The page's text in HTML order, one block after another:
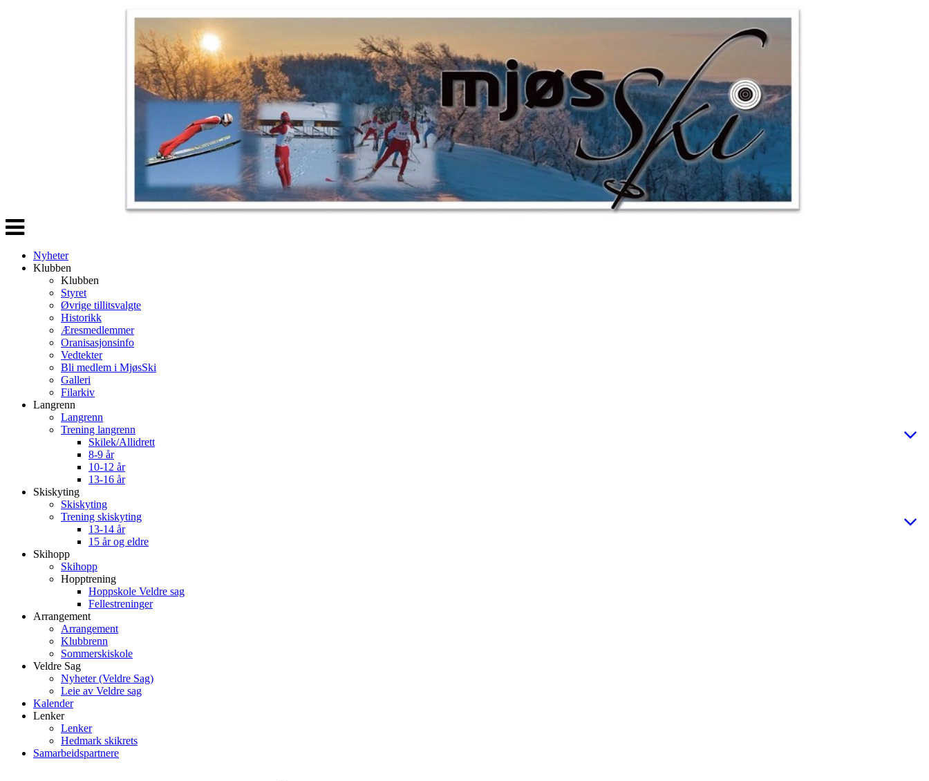
Veksle
navigasjon
Nyheter
Klubben
Klubben
Styret
Øvrige tillitsvalgte
Historikk
Æresmedlemmer
Oranisasjonsinfo
Vedtekter
Bli medlem i MjøsSki
Galleri
Filarkiv
Langrenn
Langrenn
Trening langrenn
Skilek/Allidrett
8-9 år
10-12 år
13-16 år
Skiskyting
Skiskyting
Trening skiskyting
13-14 år
15 år og eldre
Skihopp
Skihopp
Hopptrening
Hoppskole Veldre sag
Fellestreninger
Arrangement
Arrangement
Klubbrenn
Sommerskiskole
Veldre Sag
Nyheter (Veldre Sag)
Leie av Veldre sag
Kalender
Lenker
Lenker
Hedmark skikrets
Samarbeidspartnere